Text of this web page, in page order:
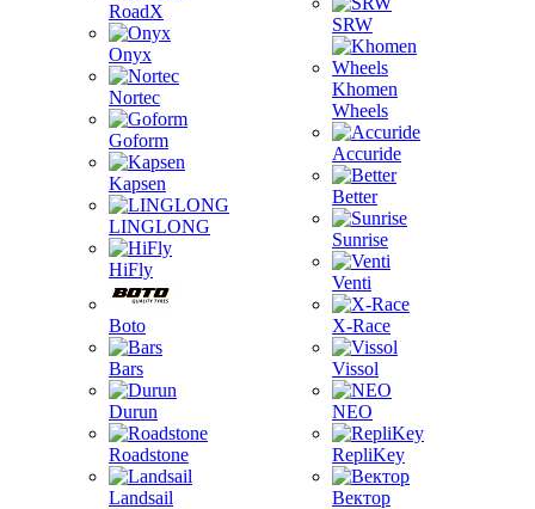
RoadX
Onyx
Nortec
Goform
Kapsen
LINGLONG
HiFly
Boto
Bars
Durun
Roadstone
Landsail
SRW
Khomen
Wheels
Accuride
Better
Sunrise
Venti
X-Race
Vissol
NEO
RepliKey
Вектор